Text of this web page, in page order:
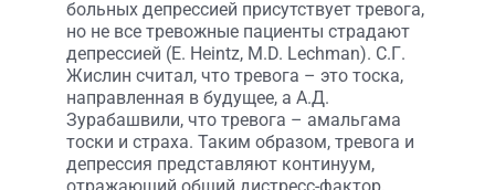
больных депрессией присутствует тревога,
но не все тревожные пациенты страдают
депрессией (E. Heintz, M.D. Lechman). С.Г.
Жислин считал, что тревога – это тоска,
направленная в будущее, а А.Д.
Зурабашвили, что тревога – амальгама
тоски и страха. Таким образом, тревога и
депрессия представляют континуум,